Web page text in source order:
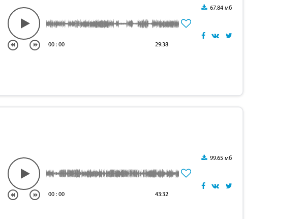
00 : 00 29:38
67.84 мб
00 : 00 43:32
99.65 мб